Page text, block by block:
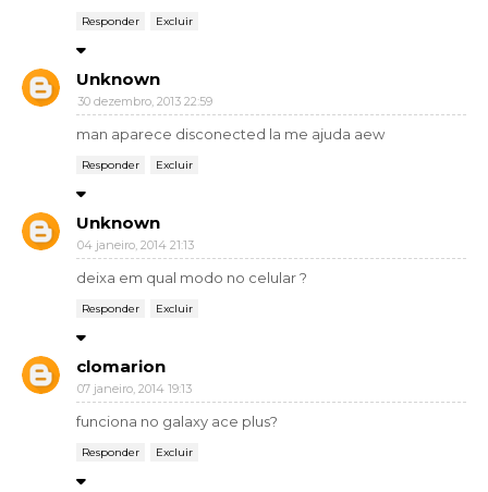
Responder Excluir
Unknown
30 dezembro, 2013 22:59
man aparece disconected la me ajuda aew
Responder Excluir
Unknown
04 janeiro, 2014 21:13
deixa em qual modo no celular ?
Responder Excluir
clomarion
07 janeiro, 2014 19:13
funciona no galaxy ace plus?
Responder Excluir